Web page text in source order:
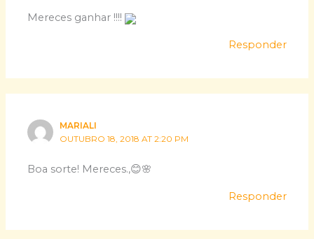
Mereces ganhar !!!!
Responder
MARIALI
OUTUBRO 18, 2018 AT 2:20 PM
Boa sorte! Mereces.,😊🌸
Responder